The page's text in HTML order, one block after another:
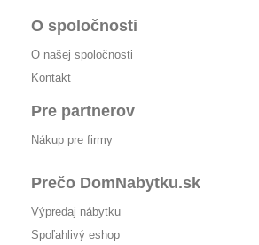
O spoločnosti
O našej spoločnosti
Kontakt
Pre partnerov
Nákup pre firmy
Prečo DomNabytku.sk
Výpredaj nábytku
Spoľahlivý eshop